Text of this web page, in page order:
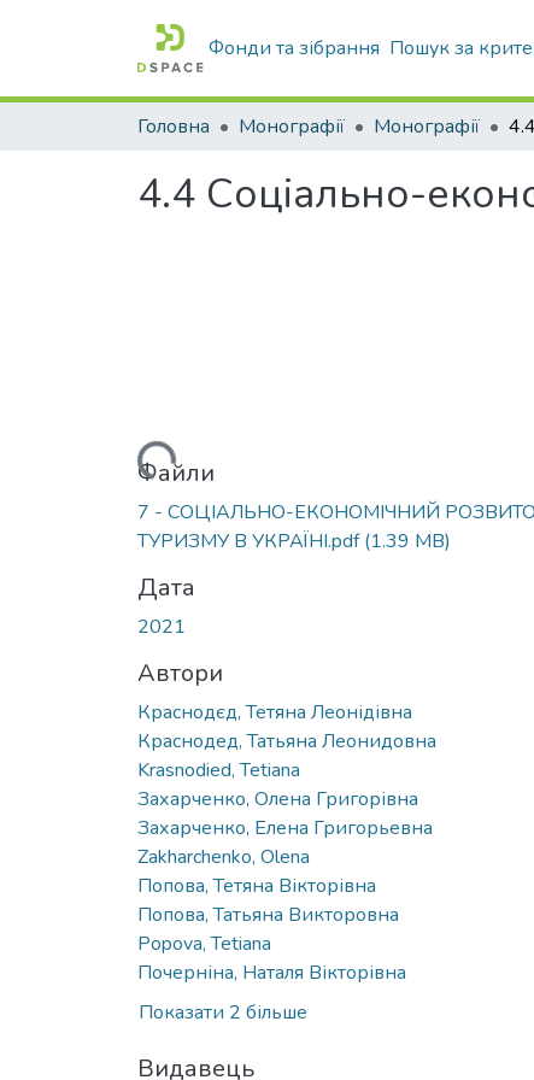
Фонди та зібрання Пошук за
Головна Монографії Монографії
4.4 Соціально-
Вантажиться...
Файли
7 - СОЦІАЛЬНО-ЕКОНОМІЧНИЙ
ТУРИЗМУ В УКРАЇНІ.pdf(1.39 MB)
Дата
2021
Автори
Краснодєд, Тетяна Леонідівна
Краснодед, Татьяна Леонидовна
Krasnodied, Tetiana
Захарченко, Олена Григорівна
Захарченко, Елена Григорьевна
Zakharchenko, Olena
Попова, Тетяна Вікторівна
Попова, Татьяна Викторовна
Popova, Tetiana
Почерніна, Наталя Вікторівна
Показати 2 більше
Видавець